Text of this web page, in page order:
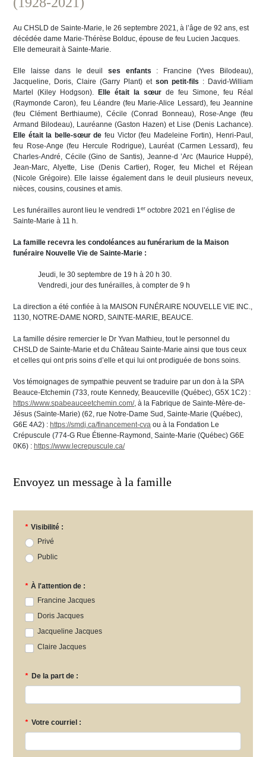
Au CHSLD de Sainte-Marie, le 26 septembre 2021, à l’âge de 92 ans, est
décédée dame Marie-Thérèse Bolduc, épouse de feu Lucien Jacques.
Elle demeurait à Sainte-Marie.
Elle laisse dans le deuil ses enfants : Francine (Yves Bilodeau),
Jacqueline, Doris, Claire (Garry Plant) et son petit-fils : David-William
Martel (Kiley Hodgson).
Elle était la sœur de feu Simone, feu Réal
(Raymonde Caron), feu Léandre (feu Marie-Alice Lessard), feu Jeannine
(feu Clément Berthiaume), Cécile (Conrad Bonneau), Rose-Ange (feu
Armand Bilodeau), Lauréanne (Gaston Hazen) et Lise (Denis Lachance).
Elle était la belle-sœur de feu Victor (feu Madeleine Fortin), Henri-Paul,
feu Rose-Ange (feu Hercule Rodrigue), Lauréat (Carmen Lessard), feu
Charles-André, Cécile (Gino de Santis), Jeanne-d ’Arc (Maurice Huppé),
Jean-Marc, Alyette, Lise (Denis Cartier), Roger, feu Michel et Réjean
(Nicole Grégoire). Elle laisse également dans le deuil plusieurs neveux,
nièces, cousins, cousines et amis.
Les funérailles auront lieu le vendredi 1er octobre 2021 en l’église de
Sainte-Marie à 11 h.
La famille recevra les condoléances au funérarium de la Maison
funéraire Nouvelle Vie de Sainte-Marie :
Jeudi, le 30 septembre de 19 h à 20 h 30.
Vendredi, jour des funérailles, à compter de 9 h
La direction a été confiée à la MAISON FUNÉRAIRE NOUVELLE VIE INC.,
1130, NOTRE-DAME NORD, SAINTE-MARIE, BEAUCE.
La famille désire remercier le Dr Yvan Mathieu, tout le personnel du
CHSLD de Sainte-Marie et du Château Sainte-Marie ainsi que tous ceux
et celles qui ont pris soins d’elle et qui lui ont prodiguée de bons soins.
Vos témoignages de sympathie peuvent se traduire par un don à la SPA
Beauce-Etchemin (733, route Kennedy, Beauceville (Québec), G5X 1C2) :
https://www.spabeauceetchemin.com/, à la Fabrique de Sainte-Mère-de-
Jésus (Sainte-Marie) (62, rue Notre-Dame Sud, Sainte-Marie (Québec),
G6E 4A2) : https://smdj.ca/financement-cva ou à la Fondation Le
Crépuscule (774-G Rue Étienne-Raymond, Sainte-Marie (Québec) G6E
0K6) : https://www.lecrepuscule.ca/
Envoyez un message à la famille
* Visibilité :
Privé
Public
* À l'attention de :
Francine Jacques
Doris Jacques
Jacqueline Jacques
Claire Jacques
* De la part de :
* Votre courriel :